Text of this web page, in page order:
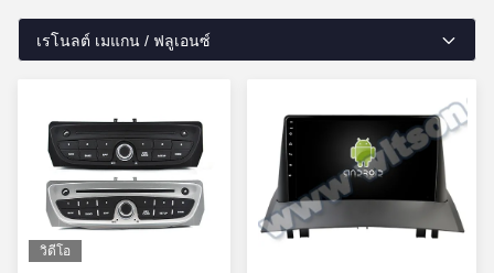
เรโนลต์ เมแกน / ฟลูเอนซ์
วิดีโอ